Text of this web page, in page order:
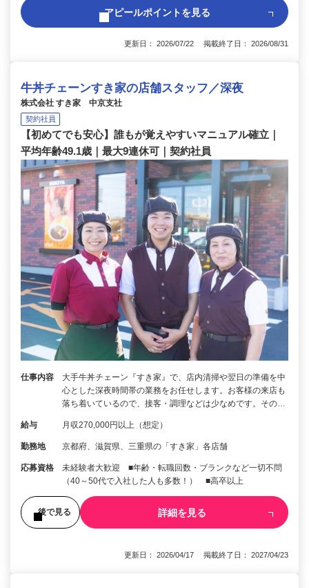
アピールポイントを見る
更新日： 2026/07/22 掲載終了日： 2026/08/31
牛丼チェーンすき家の店舗スタッフ／深夜
株式会社 すき家 中京支社
契約社員
【初めてでも安心】誰もが覚えやすいマニュアル確立｜
平均年齢49.1歳｜最大9連休可｜契約社員
仕事内容
大手牛丼チェーン『すき家』で、店内清掃や翌日の準備を中
心とした深夜時間帯の業務をお任せします。お客様の来店も
落ち着いているので、接客・調理などは少なめです。その…
給与 月収270,000円以上（想定）
勤務地 京都府、滋賀県、三重県の「すき家」各店舗
応募資格
未経験者大歓迎 ■年齢・転職回数・ブランクなど一切不問
（40～50代で入社した人も多数！） ■高卒以上
後で見る 詳細を見る
更新日： 2026/04/17 掲載終了日： 2027/04/23